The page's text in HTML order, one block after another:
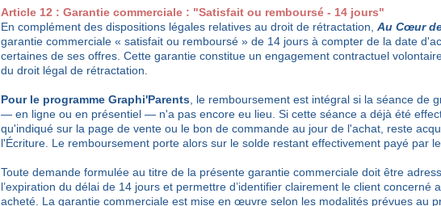
Article 12 : Garantie commerciale : "Satisfait ou remboursé - 14 jours"
En complément des dispositions légales relatives au droit de rétractation, Au Cœur
garantie commerciale « satisfait ou remboursé » de 14 jours à compter de la date
certaines de ses offres. Cette garantie constitue un engagement contractuel
du droit légal de rétractation.
Pour le programme Graphi'Parents , le remboursement est intégral si la séance de
— en ligne ou en présentiel — n'a pas encore eu lieu. Si cette séance a déjà été
qu'indiqué sur la page de vente ou le bon de commande au jour de l'achat, reste
l'Écriture. Le remboursement porte alors sur le solde restant effectivement payé par le
Toute demande formulée au titre de la présente garantie commerciale doit être
l’expiration du délai de 14 jours et permettre d’identifier clairement le client concerné
acheté. La garantie commerciale est mise en œuvre selon les modalités prévues au